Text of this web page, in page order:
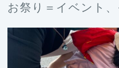
お祭り＝イベント